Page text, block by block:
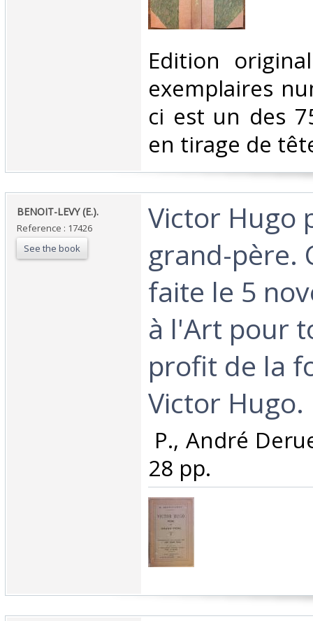
‎Edition
exemplaires
ci est un des
en tirage de
‎BENOIT-LEVY (E.). ‎
Reference : 17426
See the book
‎Victor Hugo
grand-père.
faite le 5
à l'Art pour
profit de la
Victor Hugo.‎
P., André
28 pp. ‎